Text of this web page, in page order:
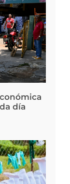
día